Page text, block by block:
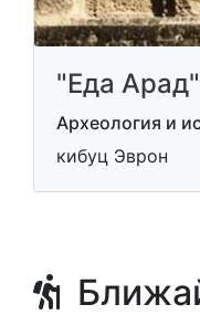
"Еда Арад"
Археология и
кибуц Эврон